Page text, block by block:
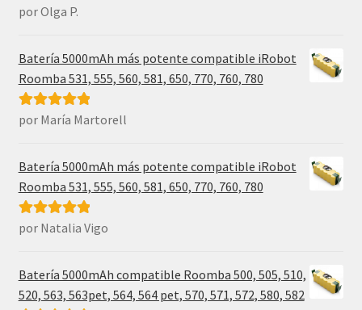
Valorado con
por Olga P.
Batería 5000mAh más potente compatible iRobot
Roomba 531, 555, 560, 581, 650, 770, 760, 780
Valorado con
por María Martorell
Batería 5000mAh más potente compatible iRobot
Roomba 531, 555, 560, 581, 650, 770, 760, 780
Valorado con
por Natalia Vigo
Batería 5000mAh compatible Roomba 500, 505, 510,
520, 563, 563pet, 564, 564 pet, 570, 571, 572, 580, 582